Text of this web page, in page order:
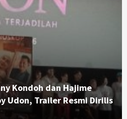
Kondoh dan Hajime
Udon, Trailer Resmi Dirilis